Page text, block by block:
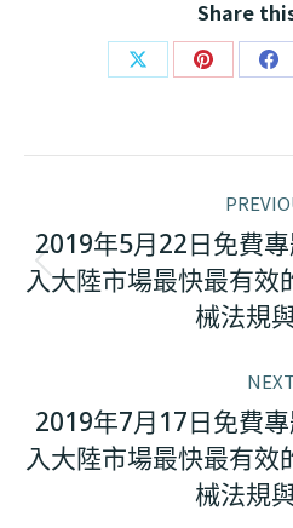
Share
Share
X
Share
Pinterest
navigation
2019年5月22日免費
入大陸市場最快最有效
械法規
NEXT
2019年7月17日免費
入大陸市場最快最有效
械法規